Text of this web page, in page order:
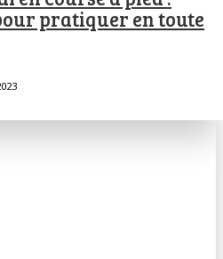
pratiquer en toute